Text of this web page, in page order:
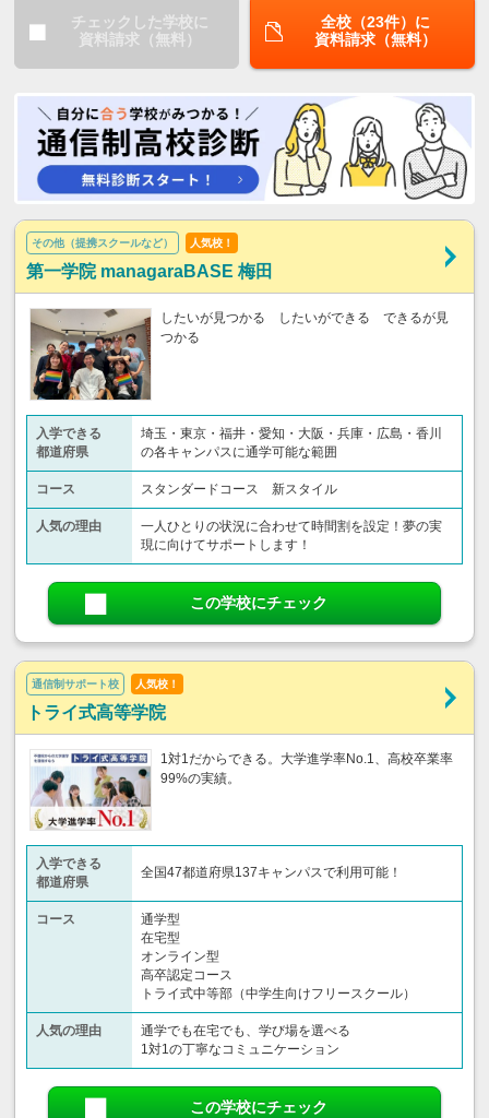
チェックした学校に
資料請求（無料）
全校（23件）に
資料請求（無料）
その他（提携スクールなど） 人気校！
第一学院 managaraBASE 梅田
したいが見つかる したいができる できるが見
つかる
入学できる
都道府県
埼玉・東京・福井・愛知・大阪・兵庫・広島・香川
の各キャンパスに通学可能な範囲
コース スタンダードコース 新スタイル
人気の理由
一人ひとりの状況に合わせて時間割を設定！夢の実
現に向けてサポートします！
この学校にチェック
通信制サポート校 人気校！
トライ式高等学院
1対1だからできる。大学進学率No.1、高校卒業率
99%の実績。
入学できる
都道府県
全国47都道府県137キャンパスで利用可能！
コース
通学型
在宅型
オンライン型
高卒認定コース
トライ式中等部（中学生向けフリースクール）​
人気の理由
通学でも在宅でも、学び場を選べる
1対1の丁寧なコミュニケーション
この学校にチェック